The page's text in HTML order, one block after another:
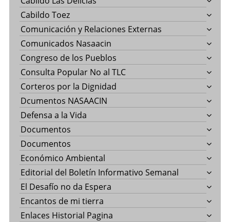
Cabildo Toez
Comunicación y Relaciones Externas
Comunicados Nasaacin
Congreso de los Pueblos
Consulta Popular No al TLC
Corteros por la Dignidad
Dcumentos NASAACIN
Defensa a la Vida
Documentos
Documentos
Económico Ambiental
Editorial del Boletín Informativo Semanal
El Desafío no da Espera
Encantos de mi tierra
Enlaces Historial Pagina